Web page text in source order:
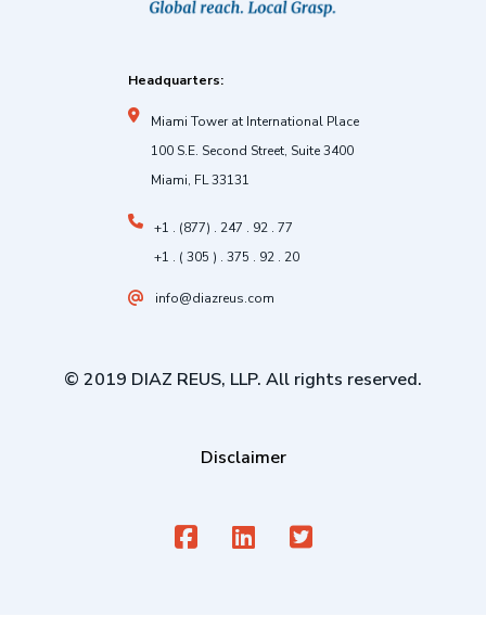
Headquarters:
Miami Tower at International Place
100 S.E. Second Street, Suite 3400
Miami, FL 33131
+1 . (877) . 247 . 92 . 77
+1 . ( 305 ) . 375 . 92 . 20
info@diazreus.com
© 2019 DIAZ REUS, LLP. All rights reserved.
Disclaimer